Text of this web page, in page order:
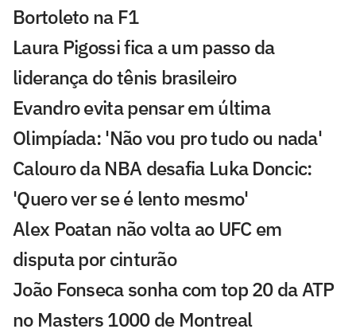
Bortoleto na F1
Laura Pigossi fica a um passo da
liderança do tênis brasileiro
Evandro evita pensar em última
Olimpíada: 'Não vou pro tudo ou nada'
Calouro da NBA desafia Luka Doncic:
'Quero ver se é lento mesmo'
Alex Poatan não volta ao UFC em
disputa por cinturão
João Fonseca sonha com top 20 da ATP
no Masters 1000 de Montreal